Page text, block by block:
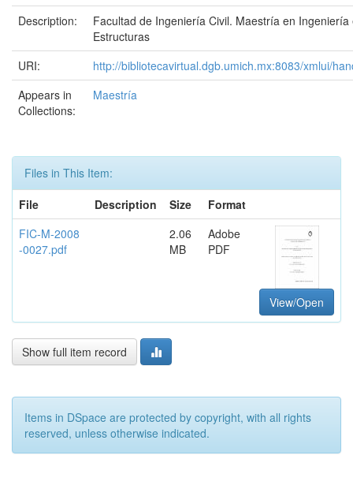
Description:
Facultad de Ingeniería Civil. Maestría en Ingeniería
Estructuras
URI:
http://bibliotecavirtual.dgb.umich.mx:8083/xmlui/
Appears in
Collections:
Maestría
Files in This Item:
File
Description Size
Format
FIC-M-2008
-0027.pdf
2.06
MB
Adobe
PDF
View/Open
Show full item record
Items in DSpace are protected by copyright, with all rights
reserved, unless otherwise indicated.